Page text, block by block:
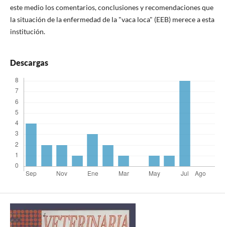
este medio los comentarios, conclusiones y recomendaciones que
la situación de la enfermedad de la "vaca loca" (EEB) merece a esta
institución.
Descargas